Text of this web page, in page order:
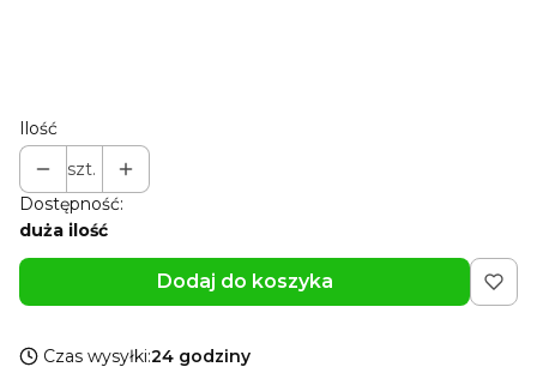
Ilość
szt.
Dostępność:
duża ilość
Dodaj do koszyka
Czas wysyłki:24 godziny